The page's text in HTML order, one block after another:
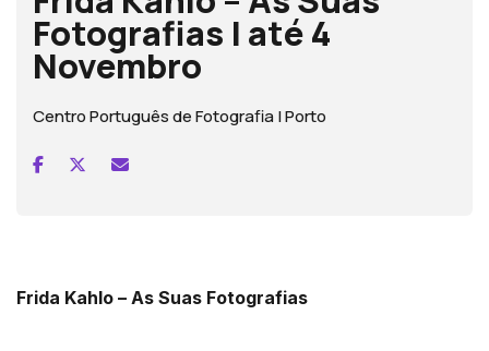
Fotografias | até 4
Novembro
Centro Português de Fotografia | Porto
Frida Kahlo – As Suas Fotografias